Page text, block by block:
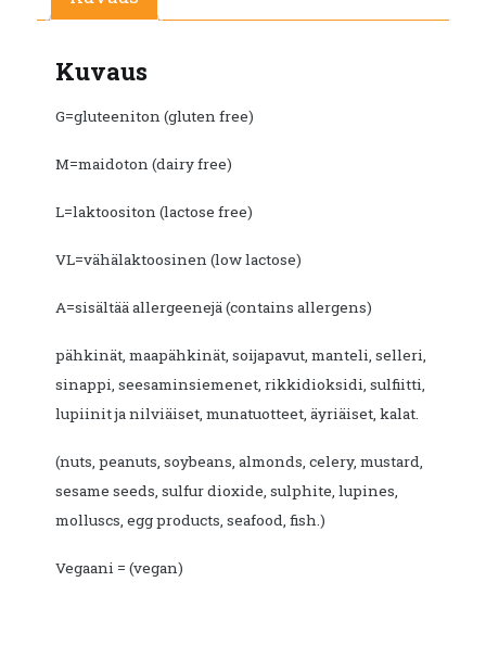
Kuvaus
G=gluteeniton (gluten free)
M=maidoton (dairy free)
L=laktoositon (lactose free)
VL=vähälaktoosinen (low lactose)
A=sisältää allergeenejä (contains allergens)
pähkinät, maapähkinät, soijapavut, manteli, selleri,
sinappi, seesaminsiemenet, rikkidioksidi, sulfiitti,
lupiinit ja nilviäiset, munatuotteet, äyriäiset, kalat.
(nuts, peanuts, soybeans, almonds, celery, mustard,
sesame seeds, sulfur dioxide, sulphite, lupines,
molluscs, egg products, seafood, fish.)
Vegaani = (vegan)